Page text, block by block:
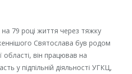
79 році життя через тяжку
Святослава був родом
області, він працював на
у підпільній діяльності УГКЦ,